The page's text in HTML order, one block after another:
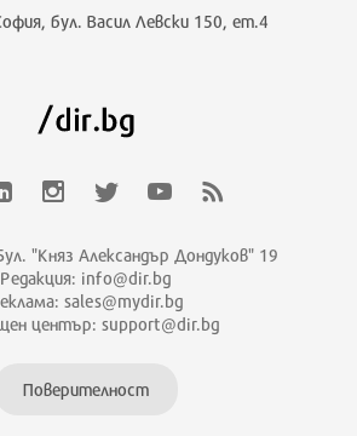
бул. Васил Левски 150, ет.4
"Княз Александър Дондуков" 19
Редакция: info@dir.bg
sales@mydir.bg
център: support@dir.bg
Поверителност